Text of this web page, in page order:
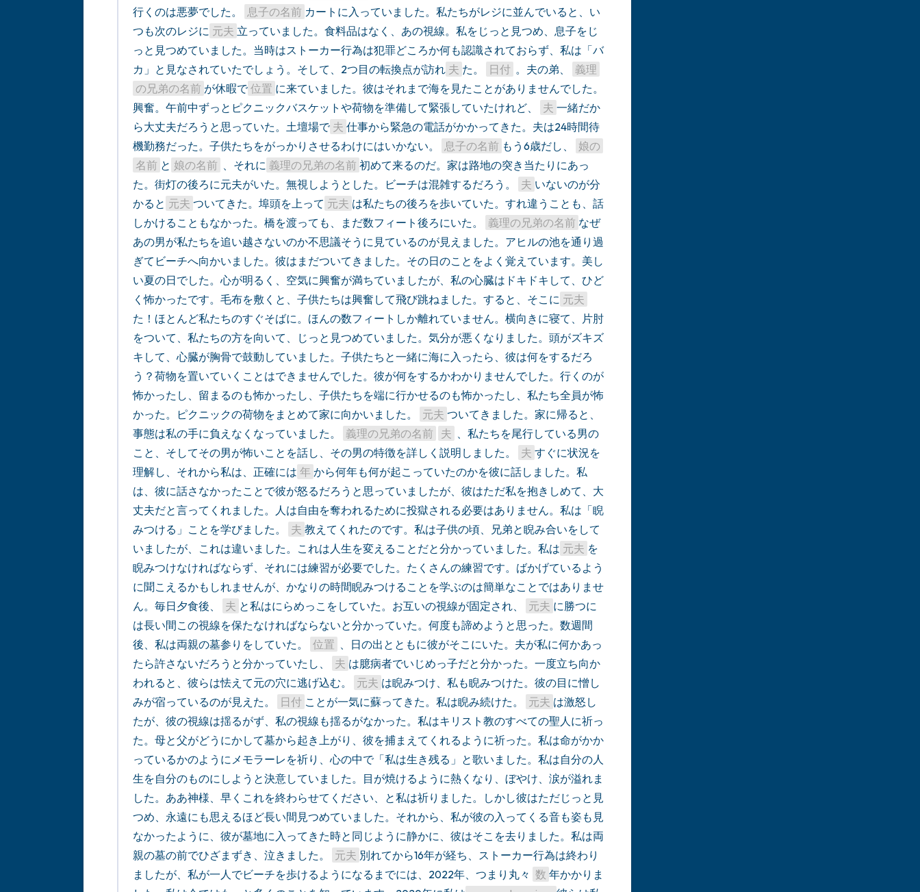
行くのは悪夢でした。
息子の名前 カートに入っていました。私たちがレジに並んでいると、い
つも次のレジに 元夫 立っていました。食料品はなく、あの視線。私をじっと見つめ、息子をじ
っと見つめていました。当時はストーカー行為は犯罪どころか何も認識されておらず、私は「バ
カ」と見なされていたでしょう。そして、2つ目の転換点が訪れ 夫 た。 日付 。夫の弟、
義理
の兄弟の名前 が休暇で 位置 に来ていました。彼はそれまで海を見たことがありませんでした。
興奮。午前中ずっとピクニックバスケットや荷物を準備して緊張していたけれど、
夫 一緒だか
ら大丈夫だろうと思っていた。土壇場で 夫 仕事から緊急の電話がかかってきた。夫は24時間待
機勤務だった。子供たちをがっかりさせるわけにはいかない。
息子の名前 もう6歳だし、
娘の
名前 と 娘の名前 、それに 義理の兄弟の名前 初めて来るのだ。家は路地の突き当たりにあっ
た。街灯の後ろに元夫がいた。無視しようとした。ビーチは混雑するだろう。
夫 いないのが分
かると 元夫 ついてきた。埠頭を上って 元夫 は私たちの後ろを歩いていた。すれ違うことも、話
しかけることもなかった。橋を渡っても、まだ数フィート後ろにいた。
義理の兄弟の名前 なぜ
あの男が私たちを追い越さないのか不思議そうに見ているのが見えました。アヒルの池を通り過
ぎてビーチへ向かいました。彼はまだついてきました。その日のことをよく覚えています。美し
い夏の日でした。心が明るく、空気に興奮が満ちていましたが、私の心臓はドキドキして、ひど
く怖かったです。毛布を敷くと、子供たちは興奮して飛び跳ねました。すると、そこに 元夫
た！ほとんど私たちのすぐそばに。ほんの数フィートしか離れていません。横向きに寝て、片肘
をついて、私たちの方を向いて、じっと見つめていました。気分が悪くなりました。頭がズキズ
キして、心臓が胸骨で鼓動していました。子供たちと一緒に海に入ったら、彼は何をするだろ
う？荷物を置いていくことはできませんでした。彼が何をするかわかりませんでした。行くのが
怖かったし、留まるのも怖かったし、子供たちを端に行かせるのも怖かったし、私たち全員が怖
かった。ピクニックの荷物をまとめて家に向かいました。
元夫 ついてきました。家に帰ると、
事態は私の手に負えなくなっていました。
義理の兄弟の名前 夫 、私たちを尾行している男の
こと、そしてその男が怖いことを話し、その男の特徴を詳しく説明しました。
夫 すぐに状況を
理解し、それから私は、正確には 年 から何年も何が起こっていたのかを彼に話しました。私
は、彼に話さなかったことで彼が怒るだろうと思っていましたが、彼はただ私を抱きしめて、大
丈夫だと言ってくれました。人は自由を奪われるために投獄される必要はありません。私は「睨
みつける」ことを学びました。
夫 教えてくれたのです。私は子供の頃、兄弟と睨み合いをして
いましたが、これは違いました。これは人生を変えることだと分かっていました。私は 元夫 を
睨みつけなければならず、それには練習が必要でした。たくさんの練習です。ばかげているよう
に聞こえるかもしれませんが、かなりの時間睨みつけることを学ぶのは簡単なことではありませ
ん。毎日夕食後、
夫 と私はにらめっこをしていた。お互いの視線が固定され、 元夫 に勝つに
は長い間この視線を保たなければならないと分かっていた。何度も諦めようと思った。数週間
後、私は両親の墓参りをしていた。
位置 、日の出とともに彼がそこにいた。夫が私に何かあっ
たら許さないだろうと分かっていたし、
夫 は臆病者でいじめっ子だと分かった。一度立ち向か
われると、彼らは怯えて元の穴に逃げ込む。
元夫 は睨みつけ、私も睨みつけた。彼の目に憎し
みが宿っているのが見えた。
日付 ことが一気に蘇ってきた。私は睨み続けた。 元夫 は激怒し
たが、彼の視線は揺るがず、私の視線も揺るがなかった。私はキリスト教のすべての聖人に祈っ
た。母と父がどうにかして墓から起き上がり、彼を捕まえてくれるように祈った。私は命がかか
っているかのようにメモラーレを祈り、心の中で「私は生き残る」と歌いました。私は自分の人
生を自分のものにしようと決意していました。目が焼けるように熱くなり、ぼやけ、涙が溢れま
した。ああ神様、早くこれを終わらせてください、と私は祈りました。しかし彼はただじっと見
つめ、永遠にも思えるほど長い間見つめていました。それから、私が彼の入ってくる音も姿も見
なかったように、彼が墓地に入ってきた時と同じように静かに、彼はそこを去りました。私は両
親の墓の前でひざまずき、泣きました。
元夫 別れてから16年が経ち、ストーカー行為は終わり
ましたが、私が一人でビーチを歩けるようになるまでには、2022年、つまり丸々 数 年かかりま